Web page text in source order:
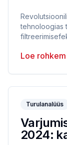
tehnoloogias
Loe rohkem
Turulanalüüs
2024: